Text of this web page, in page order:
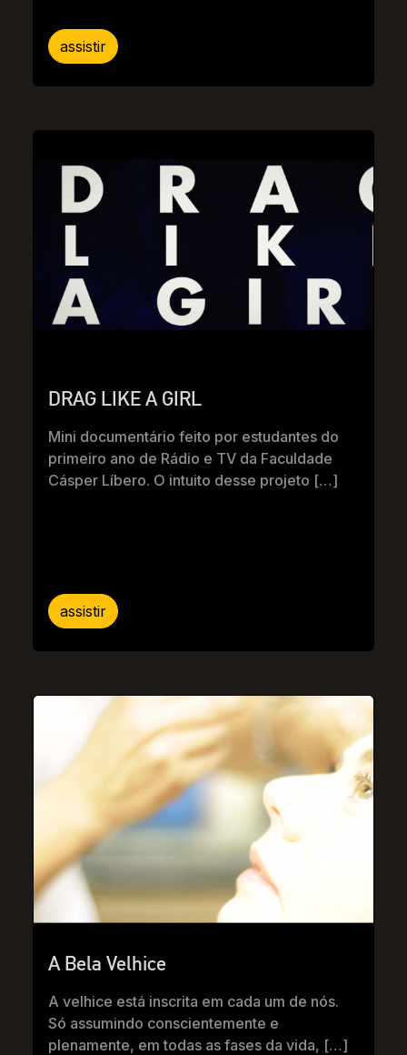
assistir
DRAG LIKE A GIRL
Mini documentário feito por estudantes do
primeiro ano de Rádio e TV da Faculdade
Cásper Líbero. O intuito desse projeto […]
assistir
A Bela Velhice
A velhice está inscrita em cada um de nós.
Só assumindo conscientemente e
plenamente, em todas as fases da vida, […]